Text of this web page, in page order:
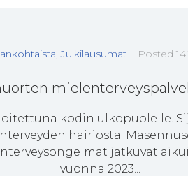
,Julkilausumat Posted
kodin ulkopuolelle.
häiriöstä.
jatkuvat
vuonna 2023...